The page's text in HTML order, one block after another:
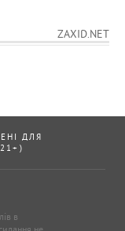
ZAXID.NET
ДЛЯ
в